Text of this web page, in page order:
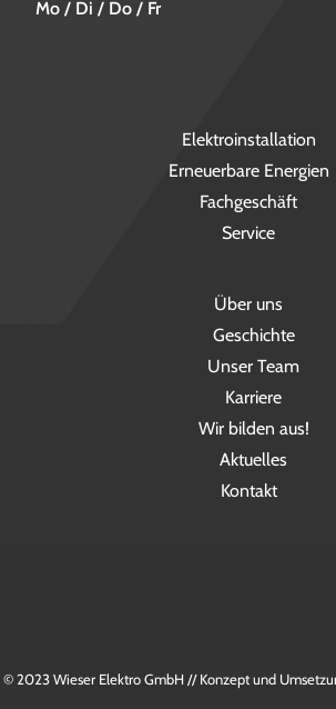
Mo / Di / Do / Fr
Elektroinstallation
Erneuerbare Energien
Fachgeschäft
Service
Über uns
Geschichte
Unser Team
Karriere
Wir bilden aus!
Aktuelles
Kontakt
© 2023 Wieser Elektro GmbH // Konzept und